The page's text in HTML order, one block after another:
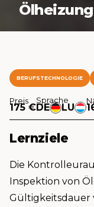
BERUFSTECHNOLOGIE
Preis
175 €
Sprache
DE LU
Lernziele
Die
Inspektion von
Gültigkeitsdauer